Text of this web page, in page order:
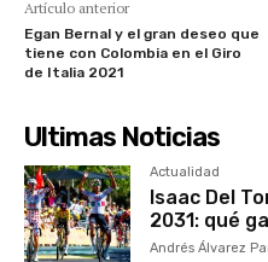
Artículo anterior
Egan Bernal y el gran deseo que
tiene con Colombia en el Giro
de Italia 2021
Ultimas Noticias
Actualidad
Isaac Del
2031: qué
Andrés Álvarez